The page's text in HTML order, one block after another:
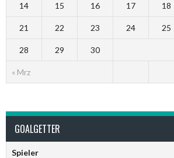
« Mrz
14 15 16 17 18
21 22 23 24 25
28 29 30
GOALGETTER
Spieler